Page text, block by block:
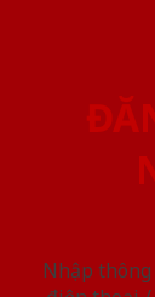
Nhập